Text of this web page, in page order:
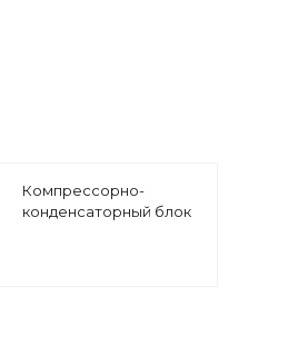
Компрессорно-
конденсаторный блок